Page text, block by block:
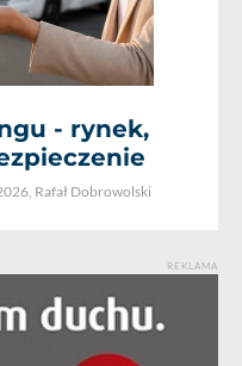
- rynek,
Rafał Dobrowolski
REKLAMA